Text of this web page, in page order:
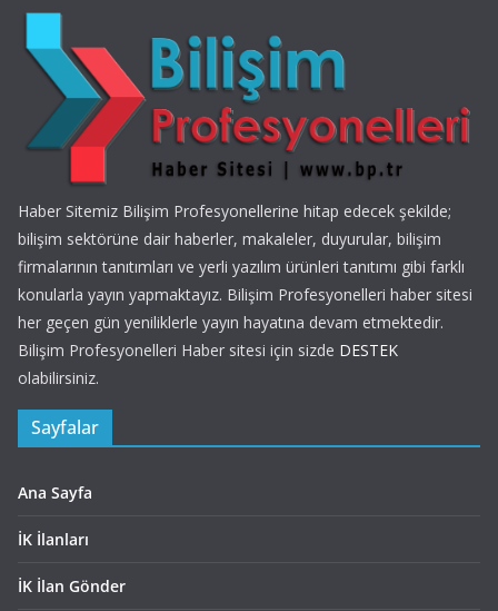
Haber Sitemiz Bilişim Profesyonellerine hitap edecek şekilde;
bilişim sektörüne dair haberler, makaleler, duyurular, bilişim
firmalarının tanıtımları ve yerli yazılım ürünleri tanıtımı gibi farklı
konularla yayın yapmaktayız. Bilişim Profesyonelleri haber sitesi
her geçen gün yeniliklerle yayın hayatına devam etmektedir.
Bilişim Profesyonelleri Haber sitesi için sizde DESTEK
olabilirsiniz.
Sayfalar
Ana Sayfa
İK İlanları
İK İlan Gönder